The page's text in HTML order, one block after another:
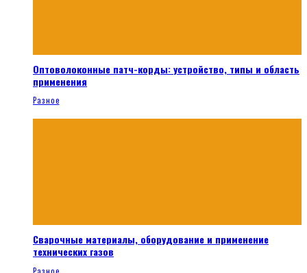
Оптоволоконные патч-корды: устройство, типы и область
применения
Разное
Сварочные материалы, оборудование и применение
технических газов
Разное